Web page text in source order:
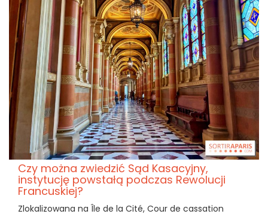
Czy można zwiedzić Sąd Kasacyjny,
instytucję powstałą podczas Rewolucji
Francuskiej?
Zlokalizowana na Île de la Cité, Cour de cassation